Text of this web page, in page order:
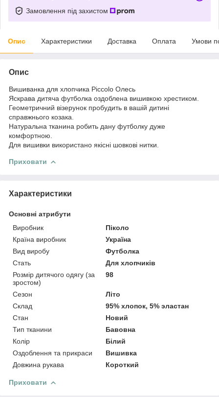
Замовлення під захистом
Опис Характеристики Доставка Оплата Умови
Опис
Вишиванка для хлопчика Piccolo Олесь
Яскрава дитяча футболка оздоблена вишивкою хрестиком.
Геометричний візерунок пробудить в вашій дитині
справжнього козака.
Натуральна тканина робить дану футболку дуже
комфортною.
Для вишивки використано якісні шовкові нитки.
Приховати
Характеристики
Основні атрибути
Виробник
Піколо
Країна виробник
Україна
Вид виробу
Футболка
Стать
Для хлопчиків
Розмір дитячого одягу (за
зростом)
98
Сезон
Літо
Склад
95% хлопок, 5% эластан
Стан
Новий
Тип тканини
Бавовна
Колір
Білий
Оздоблення та прикраси
Вишивка
Довжина рукава
Короткий
Приховати